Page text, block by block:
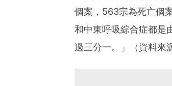
個案，563宗為死亡個
和中東呼吸綜合症都是
過三分一。」（資料來